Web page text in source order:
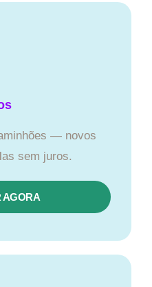
— novos
sem juros.
AGORA